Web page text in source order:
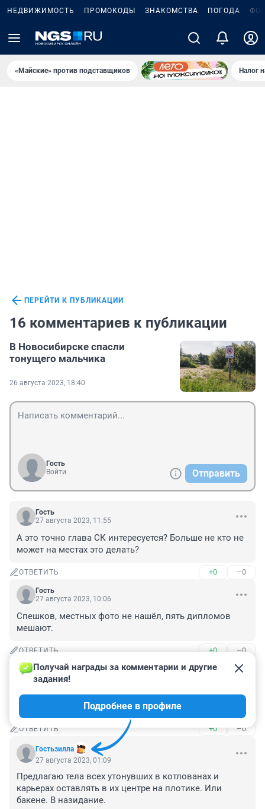
НЕДВИЖИМОСТЬ ПРОМОКОДЫ ЗНАКОМСТВА ПОГОДА
«Майские» против подставщиков Налог
ПЕРЕЙТИ К ПУБЛИКАЦИИ
16 комментариев к публикации
В Новосибирске спасли
тонущего мальчика
26 августа 2023, 18:40
Гость
Войти
Отправить
Гость
27 августа 2023, 11:55
А это точно глава СК интересуется? Больше не кто не
может на местах это делать?
ОТВЕТИТЬ +0 –0
Гость
27 августа 2023, 10:06
Спешков, местных фото не нашёл, пять дипломов
мешают.
ОТВЕТИТЬ +0 –0
Гость
27 августа 2023, 10:04
Обладатель пяти дипломов вставил фото из
Челябинска и так пойдет.
ОТВЕТИТЬ +0 –0
Гостьзилла
Получай награды за комментарии и другие
задания!
Подробнее в профиле
27 августа 2023, 01:09
Предлагаю тела всех утонувших в котлованах и
карьерах оставлять в их центре на плотике. Или
бакене. В назидание.